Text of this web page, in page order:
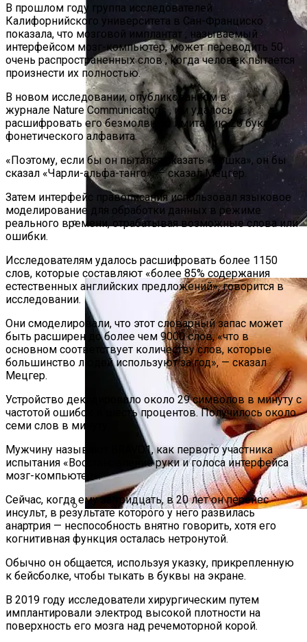
Астероид
Специалисты Пояснили, Почему Люди
Делятся На «сов» И «жаворонков»
В прошлом году группа исследователей
Калифорнийского университета в Сан-Франциско
показала, что мозговой имплантат , называемый
интерфейсом мозг-компьютер, может переводить 50
очень распространенных слов , когда человек пытается
произнести их полностью.
В новом исследовании, опубликованном в
журнале Nature Communications , им удалось
расшифровать его безмолвную имитацию 26 букв
фонетического алфавита.
«Поэтому, если бы он пытался сказать «кошка», он бы
сказал «Чарли-альфа-танго», — сказал Мецгер.
Затем интерфейс правописания использовал языковое
моделирование для обработки данных в режиме
реального времени, отрабатывая возможные слова или
ошибки.
Исследователям удалось расшифровать более 1150
слов, которые составляют «более 85% содержания
естественных английских предложений», говорится в
исследовании.
Они смоделировали, что этот словарный запас может
быть расширен до более чем 9000 слов, «что в
основном соответствует количеству слов, которые
большинство людей используют за год», — сказал
Мецгер.
Устройство декодировало около 29 символов в минуту с
частотой ошибок в шесть процентов. Получилось около
семи слов в минуту.
Мужчину называют BRAVO1, как первого участника
испытания «Восстановление руки и голоса интерфейса
мозг-компьютер».
Сейчас, когда ему за тридцать, в 20 лет он перенес
инсульт, в результате которого у него развилась
анартрия — неспособность внятно говорить, хотя его
когнитивная функция осталась нетронутой.
Обычно он общается, используя указку, прикрепленную
к бейсболке, чтобы тыкать в буквы на экране.
В 2019 году исследователи хирургическим путем
имплантировали электрод высокой плотности на
поверхность его мозга над речемоторной корой.